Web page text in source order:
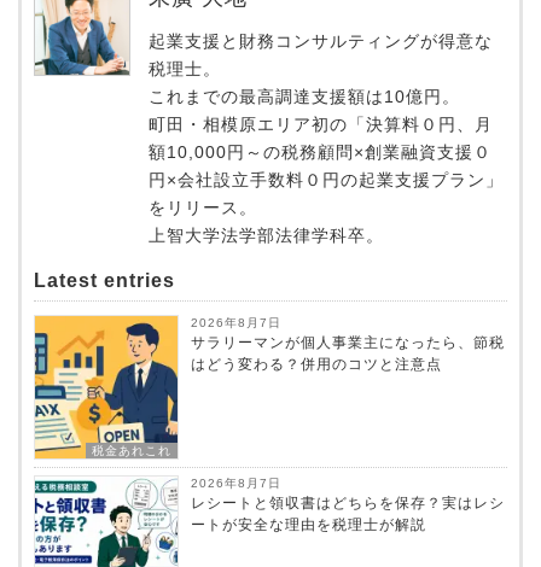
起業支援と財務コンサルティングが得意な
税理士。
これまでの最高調達支援額は10億円。
町田・相模原エリア初の「決算料０円、月
額10,000円～の税務顧問×創業融資支援０
円×会社設立手数料０円の起業支援プラン」
をリリース。
上智大学法学部法律学科卒。
Latest entries
税金あれこれ
2026年8月7日
サラリーマンが個人事業主になったら、節税
はどう変わる？併用のコツと注意点
2026年8月7日
レシートと領収書はどちらを保存？実はレシ
ートが安全な理由を税理士が解説